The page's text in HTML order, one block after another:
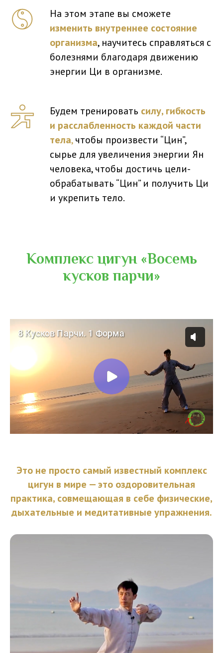
На этом этапе вы сможете
изменить внутреннее состояние
организма, научитесь справляться с
болезнями благодаря движению
энергии Ци в организме.
Будем тренировать силу, гибкость
и расслабленность каждой части
тела,чтобы произвести “Цин”,
сырье для увеличения энергии Ян
человека, чтобы достичь цели-
обрабатывать “Цин” и получить Ци
и укрепить тело.
Комплекс цигун «Восемь
кусков парчи»
Это не просто самый известный комплекс
цигун в мире — это оздоровительная
практика, совмещающая в себе физические,
дыхательные и медитативные упражнения.